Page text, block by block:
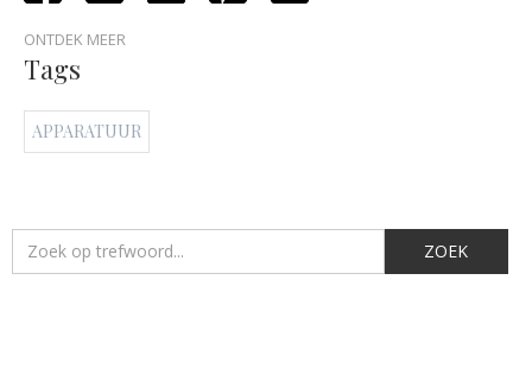
ONTDEK MEER
Tags
APPARATUUR